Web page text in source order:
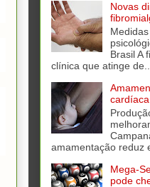
Novas
Brasil A
clínica que atinge de...
amamentação reduz
Mega-
pode